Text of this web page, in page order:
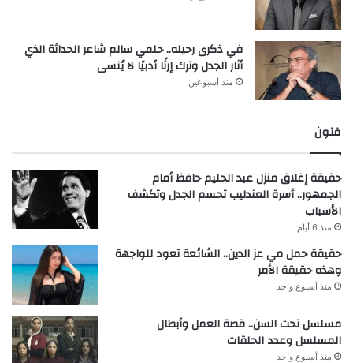
في ذكرى رحيله.. حلمي سالم شاعر الحداثة الذي
أثار الجدل وترك إرثًا أدبيًا لا يُنسى
منذ أسبوعين
فنون
حقيقة إغلاق منزل عبد الحليم حافظ أمام
الجمهور.. أسرة العندليب تحسم الجدل وتكشف
الأسباب
منذ 6 أيام
حقيقة حمل مي عز الدين.. الشائعة تعود للواجهة
وهذه حقيقة الأمر
منذ أسبوع واحد
مسلسل تحت السن.. قصة العمل وأبطال
المسلسل وعدد الحلقات
منذ أسبوع واحد